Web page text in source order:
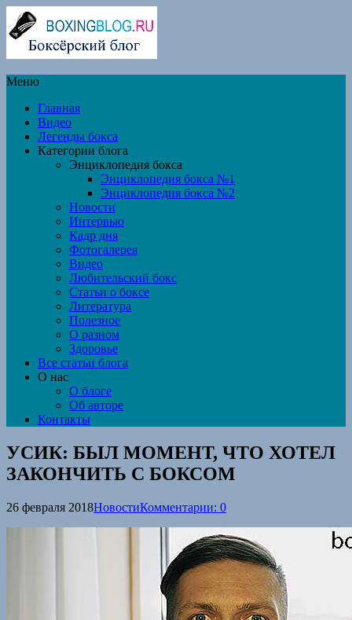
Меню
Главная
Видео
Легенды бокса
Категории блога
Энциклопедия бокса
Энциклопедия бокса №1
Энциклопедия бокса №2
Новости
Интервью
Кадр дня
Фотогалерея
Видео
Любительский бокс
Статьи о боксе
Литература
Полезное
О разном
Здоровье
Все статьи блога
О нас
О блоге
Об авторе
Контакты
УСИК: БЫЛ МОМЕНТ, ЧТО ХОТЕЛ
ЗАКОНЧИТЬ С БОКСОМ
26 февраля 2018НовостиКомментарии: 0